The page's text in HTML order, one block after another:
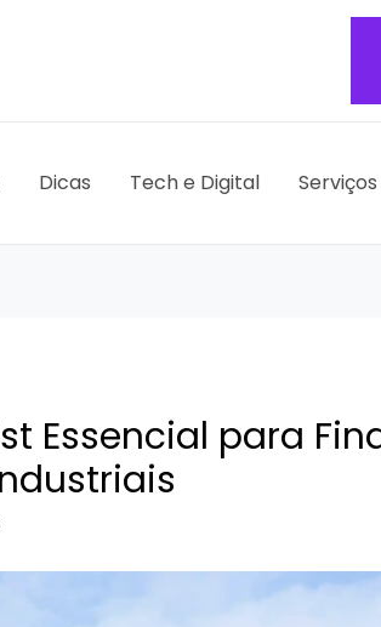
Dicas Tech e Digital Serviços
Essencial para